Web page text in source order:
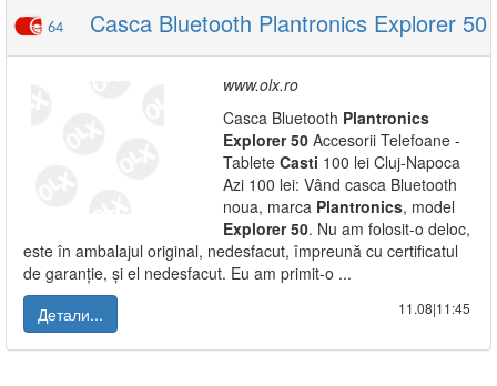
64 Casca Bluetooth Plantronics Explorer 50
www.olx.ro
Casca Bluetooth Plantronics
Explorer 50 Accesorii Telefoane -
Tablete Casti 100 lei Cluj-Napoca
Azi 100 lei: Vând casca Bluetooth
noua, marca Plantronics, model
Explorer 50. Nu am folosit-o deloc,
este în ambalajul original, nedesfacut, împreună cu certificatul
de garanție, și el nedesfacut. Eu am primit-o ...
Детали...
11.08|11:45